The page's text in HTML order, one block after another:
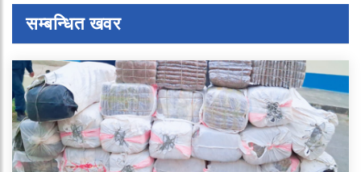
सम्बन्धित खवर